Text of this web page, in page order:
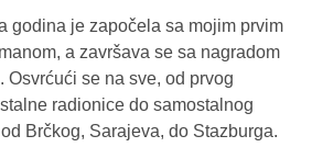
godina je započela sa mojim prvim
a završava se sa nagradom
Osvrćući se na sve, od prvog
radionice do samostalnog
Brčkog, Sarajeva, do Stazburga.